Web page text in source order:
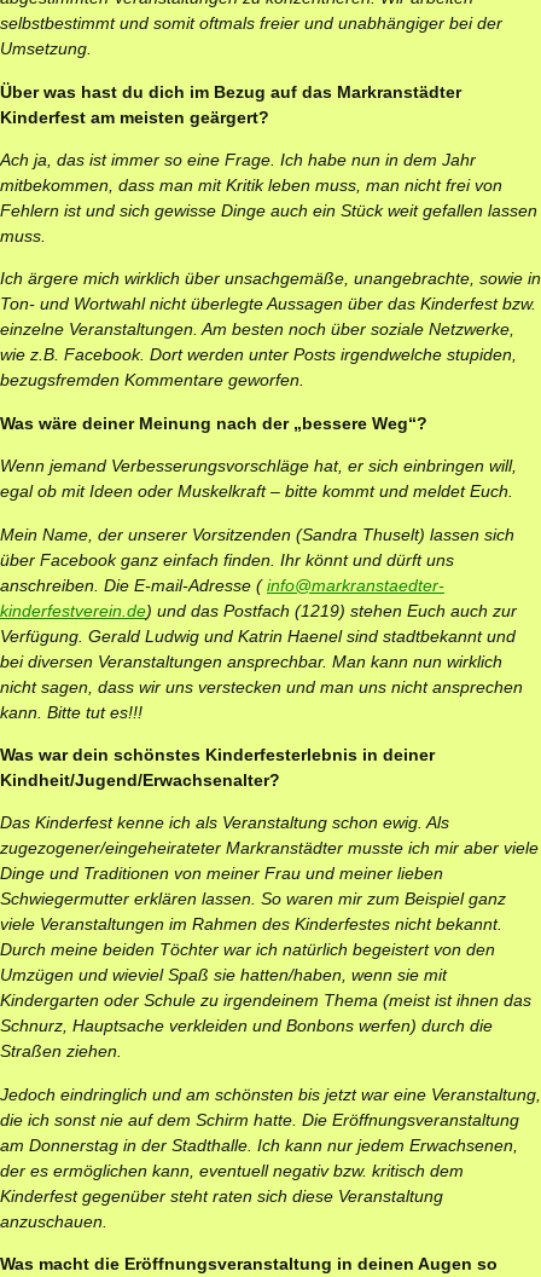
selbstbestimmt und somit oftmals freier und unabhängiger bei der
Umsetzung.
Über was hast du dich im Bezug auf das Markranstädter
Kinderfest am meisten geärgert?
Ach ja, das ist immer so eine Frage. Ich habe nun in dem Jahr
mitbekommen, dass man mit Kritik leben muss, man nicht frei von
Fehlern ist und sich gewisse Dinge auch ein Stück weit gefallen lassen
muss.
Ich ärgere mich wirklich über unsachgemäße, unangebrachte, sowie in
Ton- und Wortwahl nicht überlegte Aussagen über das Kinderfest bzw.
einzelne Veranstaltungen. Am besten noch über soziale Netzwerke,
wie z.B. Facebook. Dort werden unter Posts irgendwelche stupiden,
bezugsfremden Kommentare geworfen.
Was wäre deiner Meinung nach der „bessere Weg“?
Wenn jemand Verbesserungsvorschläge hat, er sich einbringen will,
egal ob mit Ideen oder Muskelkraft – bitte kommt und meldet Euch.
Mein Name, der unserer Vorsitzenden (Sandra Thuselt) lassen sich
über Facebook ganz einfach finden. Ihr könnt und dürft uns
anschreiben. Die E-mail-Adresse (info@markranstaedter-
kinderfestverein.de) und das Postfach (1219) stehen Euch auch zur
Verfügung. Gerald Ludwig und Katrin Haenel sind stadtbekannt und
bei diversen Veranstaltungen ansprechbar. Man kann nun wirklich
nicht sagen, dass wir uns verstecken und man uns nicht ansprechen
kann. Bitte tut es!!!
Was war dein schönstes Kinderfesterlebnis in deiner
Kindheit/Jugend/Erwachsenalter?
Das Kinderfest kenne ich als Veranstaltung schon ewig. Als
zugezogener/eingeheirateter Markranstädter musste ich mir aber viele
Dinge und Traditionen von meiner Frau und meiner lieben
Schwiegermutter erklären lassen. So waren mir zum Beispiel ganz
viele Veranstaltungen im Rahmen des Kinderfestes nicht bekannt.
Durch meine beiden Töchter war ich natürlich begeistert von den
Umzügen und wieviel Spaß sie hatten/haben, wenn sie mit
Kindergarten oder Schule zu irgendeinem Thema (meist ist ihnen das
Schnurz, Hauptsache verkleiden und Bonbons werfen) durch die
Straßen ziehen.
Jedoch eindringlich und am schönsten bis jetzt war eine Veranstaltung,
die ich sonst nie auf dem Schirm hatte. Die Eröffnungsveranstaltung
am Donnerstag in der Stadthalle. Ich kann nur jedem Erwachsenen,
der es ermöglichen kann, eventuell negativ bzw. kritisch dem
Kinderfest gegenüber steht raten sich diese Veranstaltung
anzuschauen.
Was macht die Eröffnungsveranstaltung in deinen Augen so